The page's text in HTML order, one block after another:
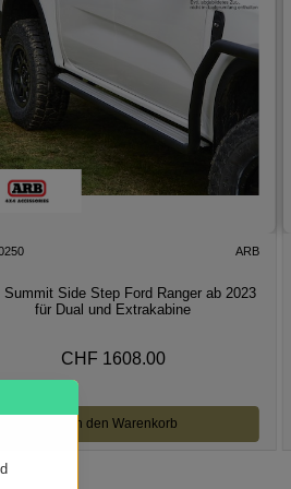
ARB
Summit Side Step Ford Ranger ab 2023
für Dual und Extrakabine
CHF 1608.00
In den Warenkorb